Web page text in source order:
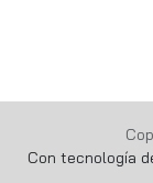
Con tecnología